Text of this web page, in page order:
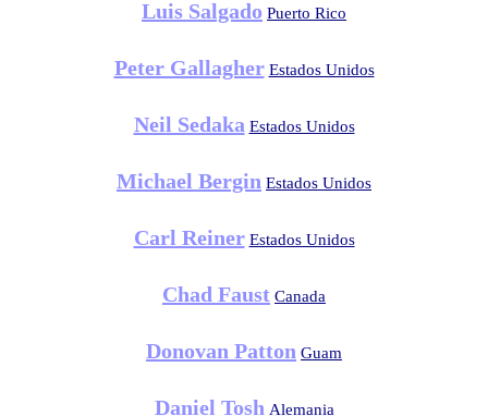
Luis Salgado Puerto Rico
Peter Gallagher Estados Unidos
Neil Sedaka Estados Unidos
Michael Bergin Estados Unidos
Carl Reiner Estados Unidos
Chad Faust Canada
Donovan Patton Guam
Daniel Tosh Alemania